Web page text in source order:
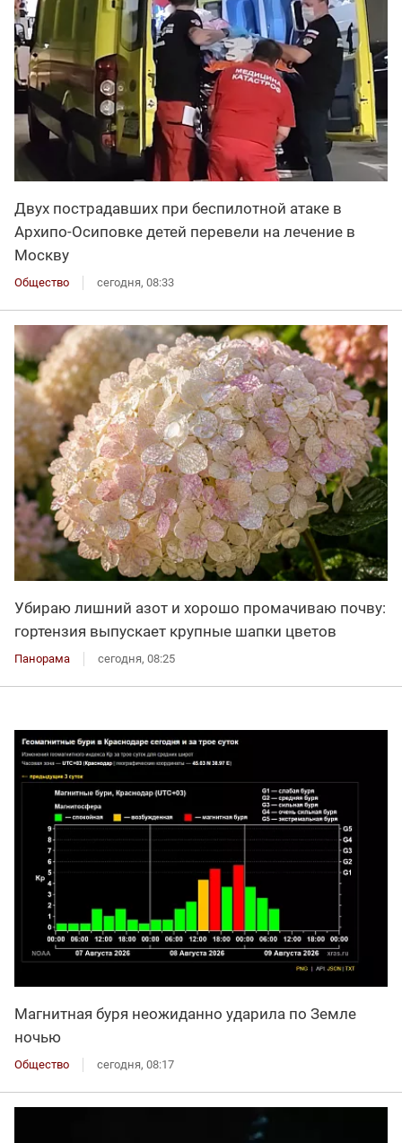
Двух пострадавших при беспилотной атаке в
Архипо-Осиповке детей перевели на лечение в
Москву
Общество сегодня, 08:33
Убираю лишний азот и хорошо промачиваю почву:
гортензия выпускает крупные шапки цветов
Панорама сегодня, 08:25
Магнитная буря неожиданно ударила по Земле
ночью
Общество сегодня, 08:17